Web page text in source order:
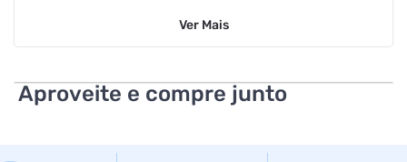
Ver Mais
Aproveite e compre junto